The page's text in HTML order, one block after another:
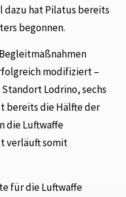
dazu hat Pilatus bereits
begonnen.
modifiziert –
Lodrino, sechs
bereits die Hälfte der
die Luftwaffe
verläuft somit
für die Luftwaffe